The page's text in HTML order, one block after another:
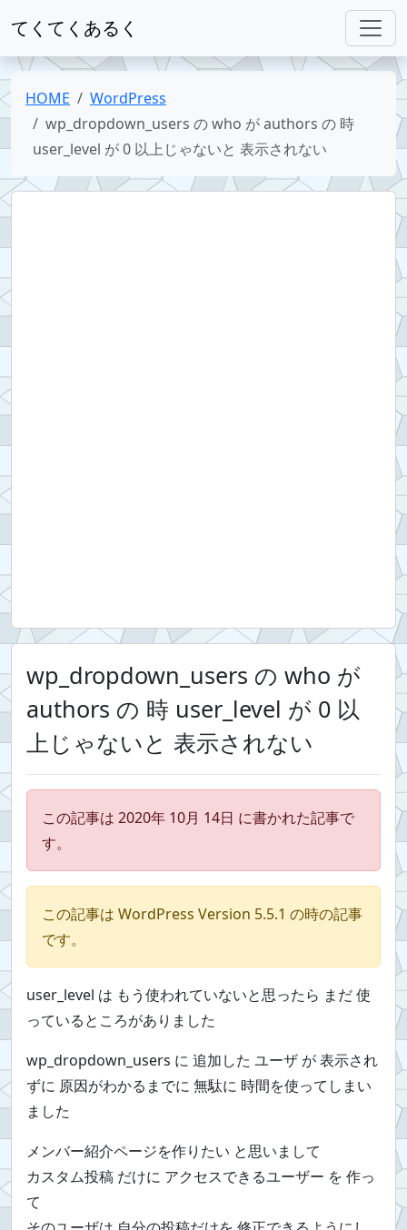
てくてくあるく
HOME
WordPress
wp_dropdown_users の who が authors の 時
user_level が 0 以上じゃないと 表示されない
wp_dropdown_users の who が
authors の 時 user_level が 0 以
上じゃないと 表示されない
この記事は 2020年 10月 14日 に書かれた記事で
す。
この記事は WordPress Version 5.5.1 の時の記事
です。
user_level は もう使われていないと思ったら まだ 使
っているところがありました
wp_dropdown_users に 追加した ユーザ が 表示され
ずに 原因がわかるまでに 無駄に 時間を使ってしまい
ました
メンバー紹介ページを作りたい と思いまして
カスタム投稿 だけに アクセスできるユーザー を 作っ
て